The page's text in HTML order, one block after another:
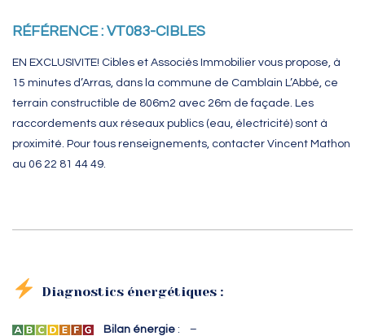
RÉFÉRENCE : VT083-CIBLES
EN EXCLUSIVITE! Cibles et Associés Immobilier vous propose, à
15 minutes d’Arras, dans la commune de Camblain L’Abbé, ce
terrain constructible de 806m2 avec 26m de façade. Les
raccordements aux réseaux publics (eau, électricité) sont à
proximité. Pour tous renseignements, contacter Vincent Mathon
au 06 22 81 44 49.
Diagnostics énergétiques :
Bilan énergie : –